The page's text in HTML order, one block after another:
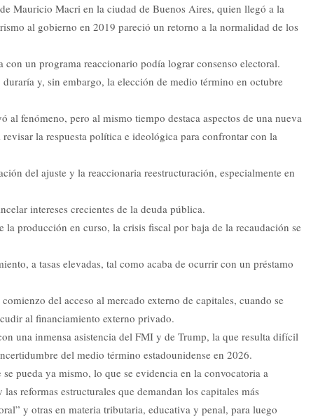
Mauricio Macri en la ciudad de Buenos Aires, quien llegó a la
al gobierno en 2019 pareció un retorno a la normalidad de los
un programa reaccionario podía lograr consenso electoral.
y, sin embargo, la elección de medio término en octubre
fenómeno, pero al mismo tiempo destaca aspectos de una nueva
la respuesta política e ideológica para confrontar con la
del ajuste y la reaccionaria reestructuración, especialmente en
intereses crecientes de la deuda pública.
la producción en curso, la crisis fiscal por baja de la recaudación se
a tasas elevadas, tal como acaba de ocurrir con un préstamo
del acceso al mercado externo de capitales, cuando se
al financiamiento externo privado.
una inmensa asistencia del FMI y de Trump, la que resulta difícil
del medio término estadounidense en 2026.
pueda ya mismo, lo que se evidencia en la convocatoria a
reformas estructurales que demandan los capitales más
y otras en materia tributaria, educativa y penal, para luego